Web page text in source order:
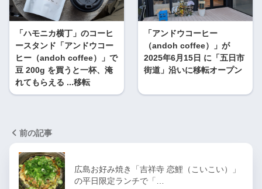
「ハモニカ横丁」のコーヒ
ースタンド「アンドウコー
ヒー（andoh coffee）」で
豆 200g を買うと一杯、淹
れてもらえる ...移転
「アンドウコーヒー
（andoh coffee）」が
2025年6月15日 に「五日市
街道」沿いに移転オープン
前の記事
広島お好み焼き「吉祥寺 恋鯉（こいこい）」
の平日限定ランチで「…